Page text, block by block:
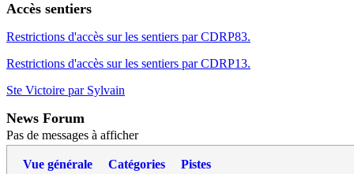
Accès sentiers
Restrictions d'accès sur les sentiers par CDRP83.
Restrictions d'accès sur les sentiers par CDRP13.
Ste Victoire par Sylvain
News Forum
Pas de messages à afficher
Vue générale Catégories Pistes